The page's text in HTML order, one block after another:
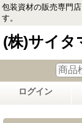
包装資材の販売専門
す。
(株)サイタ
ログイン